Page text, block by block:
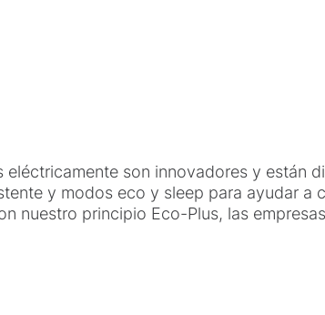
son innovadores y están
y modos eco y sleep para ayudar a
nuestro principio Eco-Plus, las